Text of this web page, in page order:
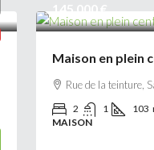
145 000 €
Maison en plein
Rue de la teinture,
2 1 103
MAISON